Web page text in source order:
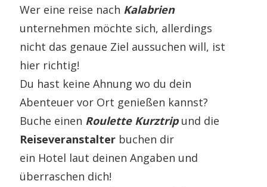
Wer eine reise nach Kalabrien
unternehmen möchte sich, allerdings
nicht das genaue Ziel aussuchen will, ist
hier richtig!
Du hast keine Ahnung wo du dein
Abenteuer vor Ort genießen kannst?
Buche einen Roulette Kurztrip und die
Reiseveranstalter buchen dir
ein Hotel laut deinen Angaben und
überraschen dich!